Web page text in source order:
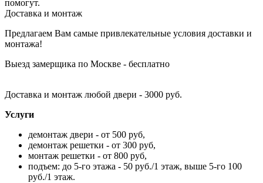
помогут.
Доставка и монтаж
Предлагаем Вам самые привлекательные условия доставки и
монтажа!
Выезд замерщика по Москве - бесплатно
Доставка и монтаж любой двери - 3000 руб.
Услуги
демонтаж двери - от 500 руб,
демонтаж решетки - от 300 руб,
монтаж решетки - от 800 руб,
подъем: до 5-го этажа - 50 руб./1 этаж, выше 5-го 100
руб./1 этаж.